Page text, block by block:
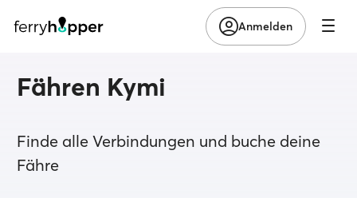
Anmelden
Fähren Kymi
Finde alle Verbindungen und buche deine
Fähre